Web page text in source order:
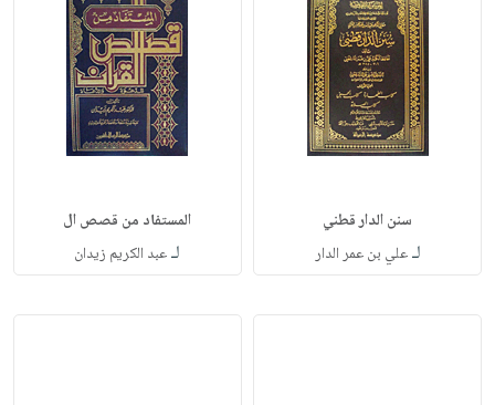
سنن الدار قطني
لـعلي بن عمر الدار
المستفاد من قصص ال
لـعبد الكريم زيدان